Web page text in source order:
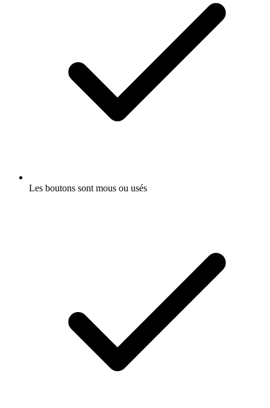
Les boutons sont mous ou usés